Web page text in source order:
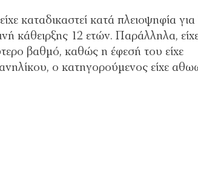
καταδικαστεί κατά πλειοψηφία
κάθειρξης 12 ετών. Παράλληλα,
βαθμό, καθώς η έφεσή του είχε
ο κατηγορούμενος είχε